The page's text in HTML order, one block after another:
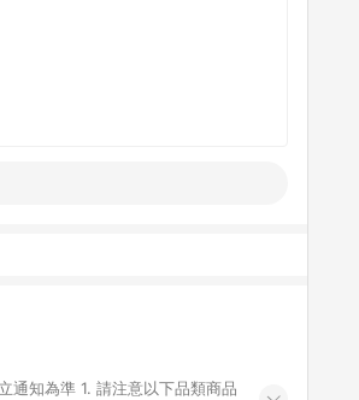
下品類商品